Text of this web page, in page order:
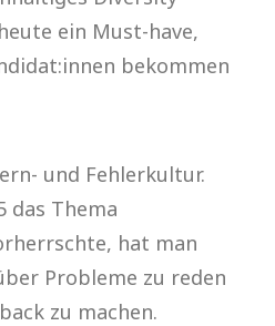
ein Must-have,
bekommen
und Fehlerkultur.
das Thema
hat man
Probleme zu reden
zu machen.